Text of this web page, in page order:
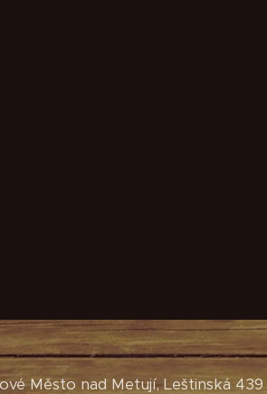
Město nad Metují, Leštinská